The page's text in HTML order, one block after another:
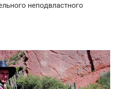
неподвластного